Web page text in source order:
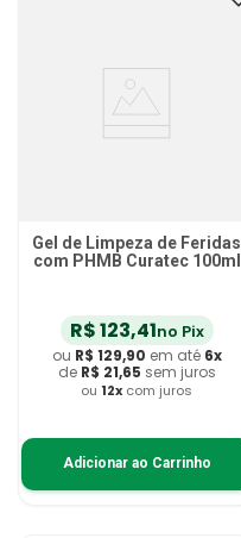
Gel de Limpeza de Feridas
com PHMB Curatec 100ml
R$123,41no Pix
ou R$ 129,90 em até 6x
de R$ 21,65 sem juros
ou 12x com juros
Adicionar ao Carrinho